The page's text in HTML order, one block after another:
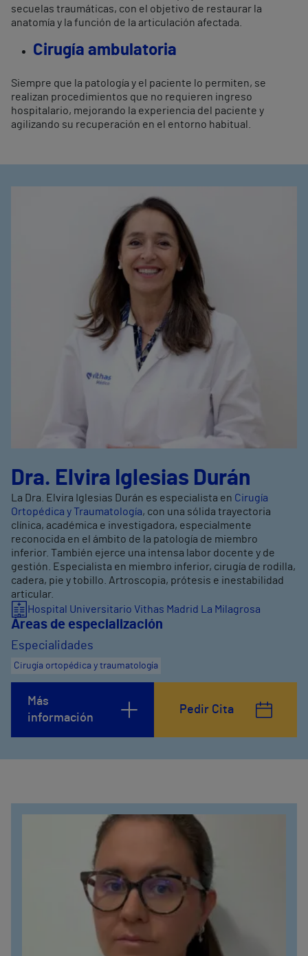
secuelas traumáticas, con el objetivo de restaurar la
anatomía y la función de la articulación afectada.
Cirugía ambulatoria
Siempre que la patología y el paciente lo permiten, se
realizan procedimientos que no requieren ingreso
hospitalario, mejorando la experiencia del paciente y
agilizando su recuperación en el entorno habitual.
Dra. Elvira Iglesias Durán
La Dra. Elvira Iglesias Durán es especialista en Cirugía
Ortopédica y Traumatología, con una sólida trayectoria
clínica, académica e investigadora, especialmente
reconocida en el ámbito de la patología de miembro
inferior. También ejerce una intensa labor docente y de
gestión. Especialista en miembro inferior, cirugía de rodilla,
cadera, pie y tobillo. Artroscopia, prótesis e inestabilidad
articular.
Hospital Universitario Vithas Madrid La Milagrosa
Áreas de especialización
Especialidades
Cirugía ortopédica y traumatología
Más
información
Pedir Cita